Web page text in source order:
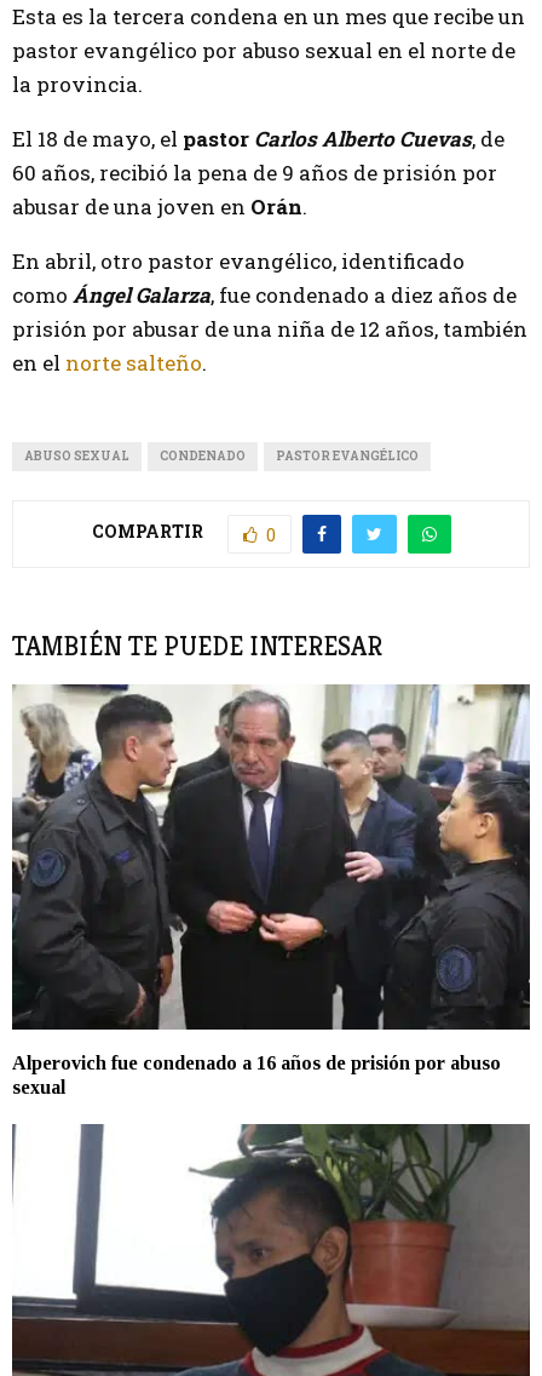
Esta es la tercera condena en un mes que recibe un
pastor evangélico por abuso sexual en el norte de
la provincia.
El 18 de mayo, el pastor Carlos Alberto Cuevas, de
60 años, recibió la pena de 9 años de prisión por
abusar de una joven en Orán.
En abril, otro pastor evangélico, identificado
como Ángel Galarza, fue condenado a diez años de
prisión por abusar de una niña de 12 años, también
en el norte salteño.
ABUSO SEXUAL CONDENADO PASTOR EVANGÉLICO
COMPARTIR 0
TAMBIÉN TE PUEDE INTERESAR
Alperovich fue condenado a 16 años de prisión por abuso
sexual